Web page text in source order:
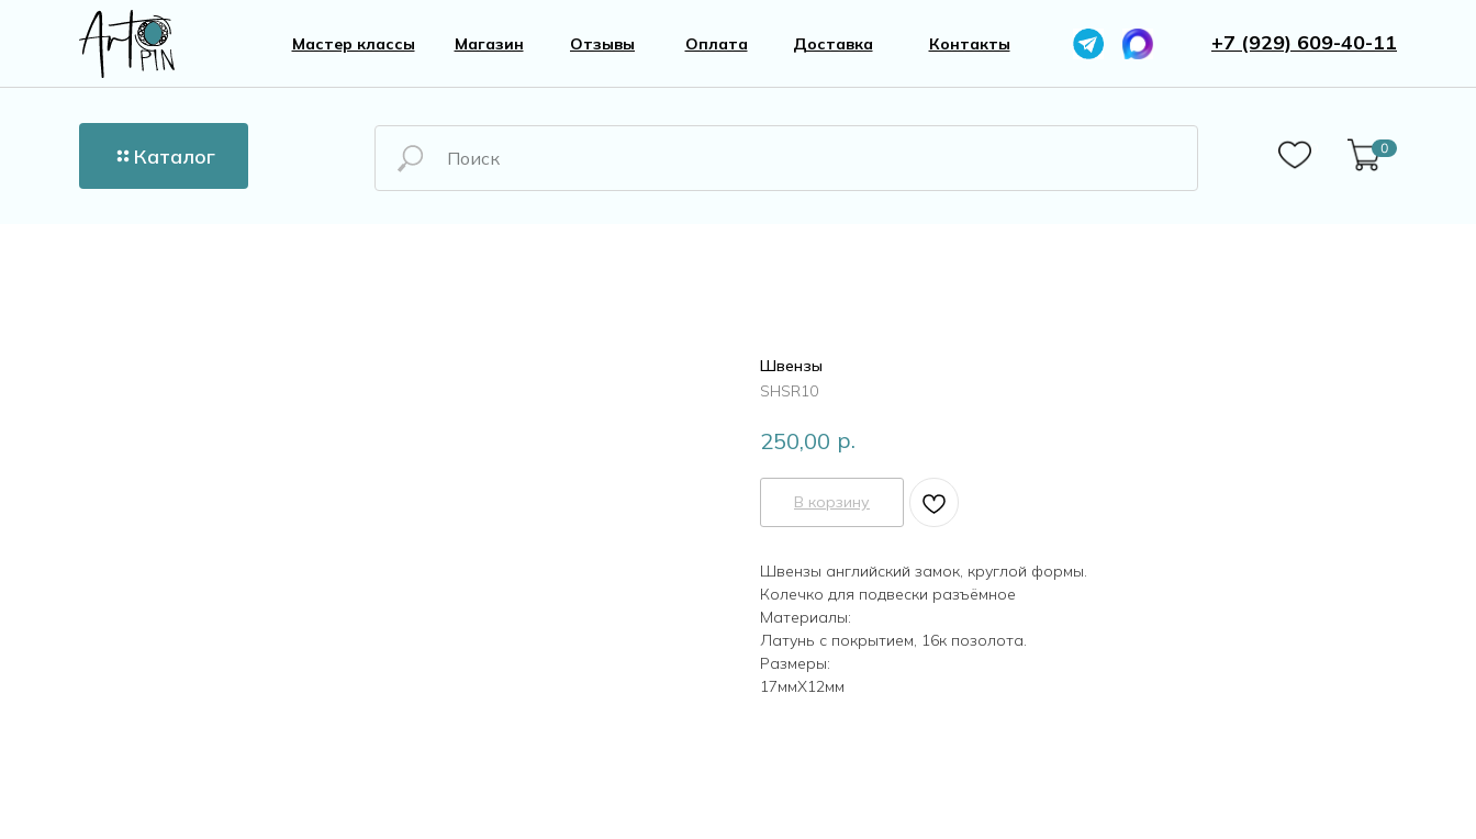
+7 (929) 609-40-11
Магазин
Мастер классы Отзывы Оплата Контакты
Доставка
0
0
Каталог
Швензы
SHSR10
250,00 р.
В корзину
Швензы английский замок, круглой формы.
Колечко для подвески разъёмное
Материалы:
Латунь с покрытием, 16к позолота.
Размеры:
17ммХ12мм